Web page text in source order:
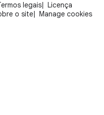
legais
Licença
o site Manage cookies